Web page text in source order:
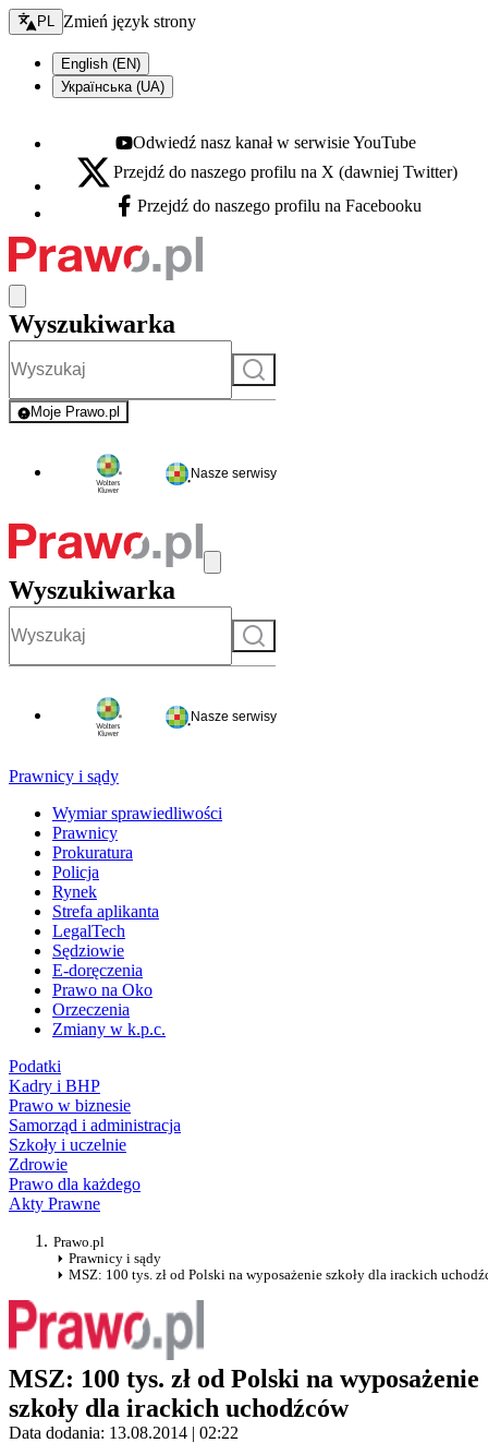
Zmień język - bieżący:
PL Zmień język strony
English (EN)
Українська (UA)
Youtube - otwiera się w nowej karcie
Odwiedź nasz kanał w serwisie YouTube
X - otwiera się w nowej karcie
Przejdź do naszego profilu na X (dawniej Twitter)
Facebook - otwiera się w nowej karcie
Przejdź do naszego profilu na Facebooku
Wyszukiwarka
Szukaj
Moje Prawo.pl
- rejestracja i logowanie do serwisu
Nasze serwisy
Wyszukiwarka
Szukaj
Nasze serwisy
Prawnicy i sądy
Wymiar sprawiedliwości
Prawnicy
Prokuratura
Policja
Rynek
Strefa aplikanta
LegalTech
Sędziowie
E-doręczenia
Prawo na Oko
Orzeczenia
Zmiany w k.p.c.
Podatki
Kadry i BHP
Prawo w biznesie
Samorząd i administracja
Szkoły i uczelnie
Zdrowie
Prawo dla każdego
Akty Prawne
Prawo.pl
Prawnicy i sądy
MSZ: 100 tys. zł od Polski na wyposażenie szkoły dla irackich
MSZ: 100 tys. zł od Polski na wyposażenie
szkoły dla irackich uchodźców
Data dodania: 13.08.2014 | 02:22